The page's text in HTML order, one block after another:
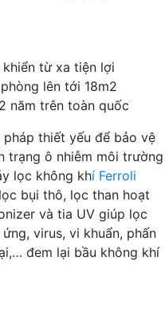
từ xa tiện lợi
lên tới 18m2
năm trên toàn quốc
thiết yếu để bảo vệ
trạng ô nhiễm môi trường
lọc không khí Ferroli
bụi thô, lọc than hoạt
và tia UV giúp lọc
virus, vi khuẩn, phấn
đem lại bầu không khí